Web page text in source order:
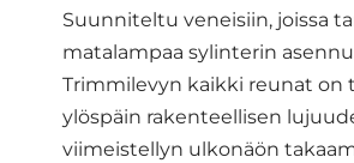
Suunniteltu veneisiin, joissa
matalampaa sylinterin
Trimmilevyn kaikki reunat on
ylöspäin rakenteellisen
viimeistellyn ulkonäön